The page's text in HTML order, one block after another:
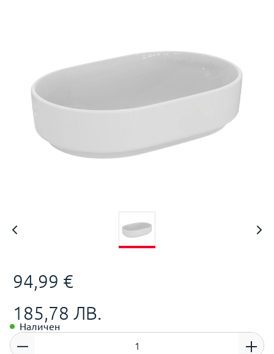
94,99 €
185,78 ЛВ.
Наличен